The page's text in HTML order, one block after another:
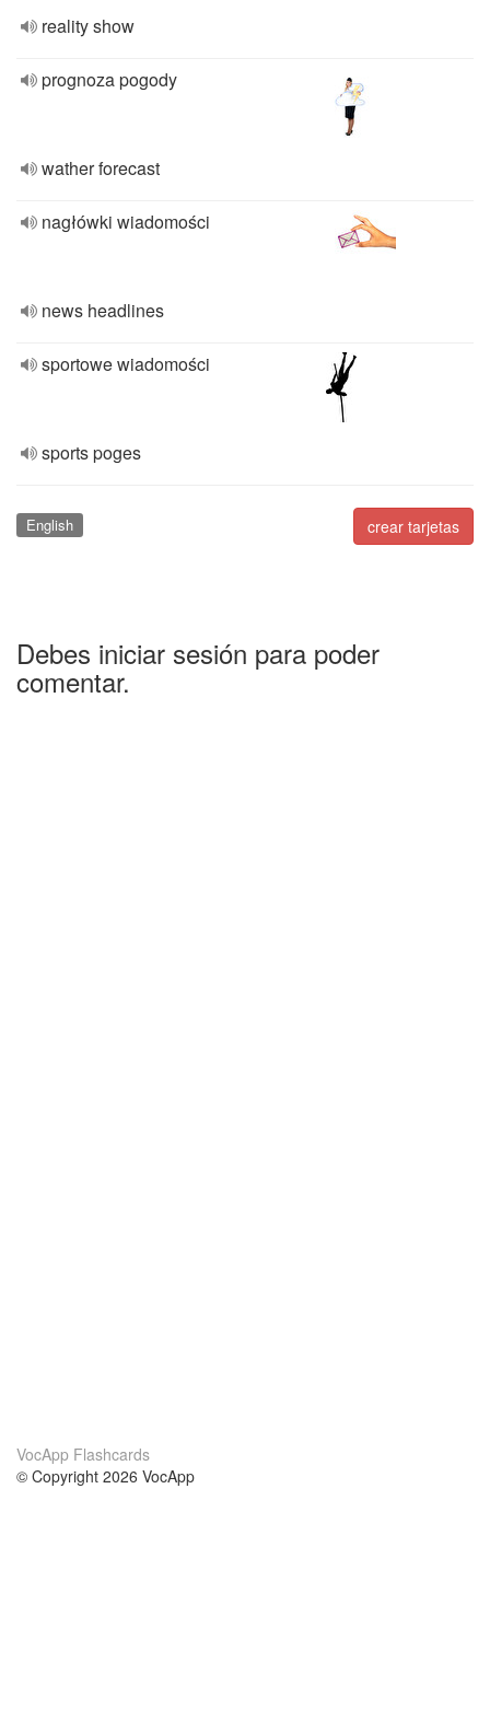
reality show
prognoza pogody
wather forecast
nagłówki wiadomości
news headlines
sportowe wiadomości
sports poges
crear tarjetas
English
Debes iniciar sesión para poder
comentar.
VocApp Flashcards
© Copyright 2026 VocApp